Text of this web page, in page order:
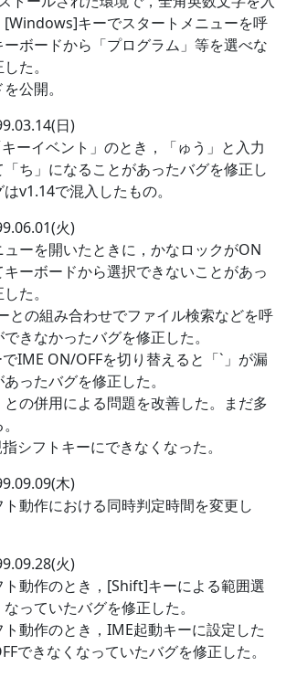
[Windows]キーでスタートメニューを呼
ボードから「プログラム」等を選べな
た。
公開。
日)
ーイベント」のとき，「ゅう」と入力
「ち」になることがあったバグを修正し
v1.14で混入したもの。
火)
ーを開いたときに，かなロックがON
ーボードから選択できないことがあっ
た。
との組み合わせでファイル検索などを呼
きなかったバグを修正した。
IME ON/OFFを切り替えると「`」が漏
ったバグを修正した。
との併用による問題を改善した。まだ多
シフトキーにできなくなった。
木)
動作における同時判定時間を変更し
火)
ト動作のとき，[Shift]キーによる範囲選
っていたバグを修正した。
動作のとき，IME起動キーに設定した
できなくなっていたバグを修正した。